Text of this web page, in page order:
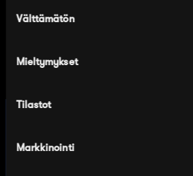
valinta
Välttämätön
Mieltymykset
Tilastot
Markkinointi
raikastukseksi.
neuloksen rakennetta
sukka kestää ahkeraa